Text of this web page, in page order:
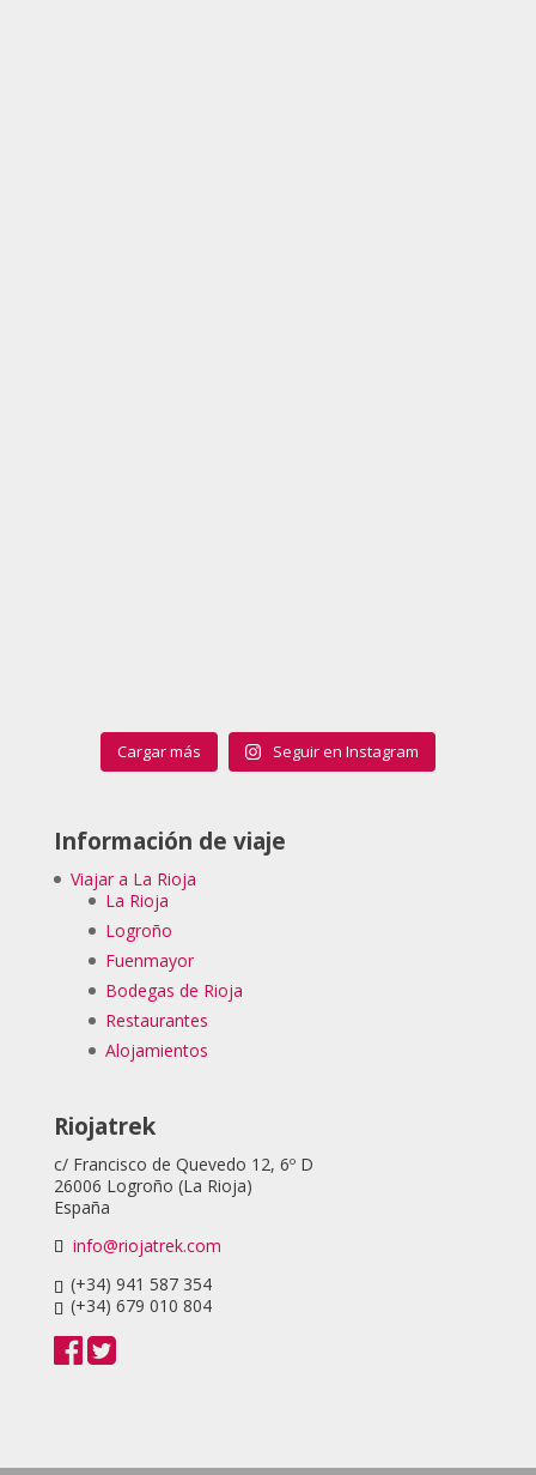
Cargar más Seguir en Instagram
Información de viaje
Viajar a La Rioja
La Rioja
Logroño
Fuenmayor
Bodegas de Rioja
Restaurantes
Alojamientos
Riojatrek
c/ Francisco de Quevedo 12, 6º D
26006 Logroño (La Rioja)
España
info@riojatrek.com
(+34) 941 587 354
(+34) 679 010 804